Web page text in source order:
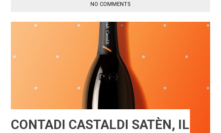
NO COMMENTS
CONTADI CASTALDI SATÈN, IL